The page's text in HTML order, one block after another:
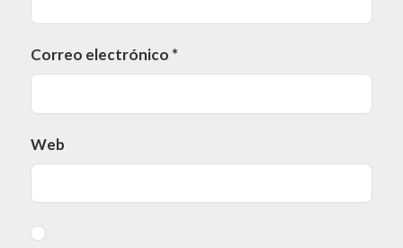
Correo electrónico *
Web